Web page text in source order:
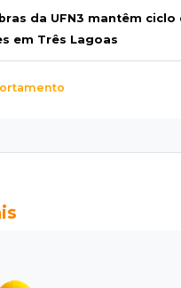
da UFN3 mantêm ciclo
em Três Lagoas
túmulo violado e